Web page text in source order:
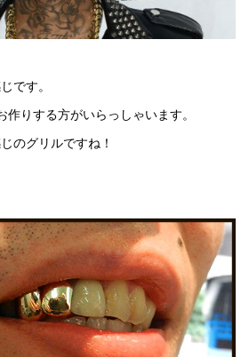
です。
りする方がいらっしゃいます。
のグリルですね！